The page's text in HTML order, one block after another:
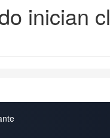
inician